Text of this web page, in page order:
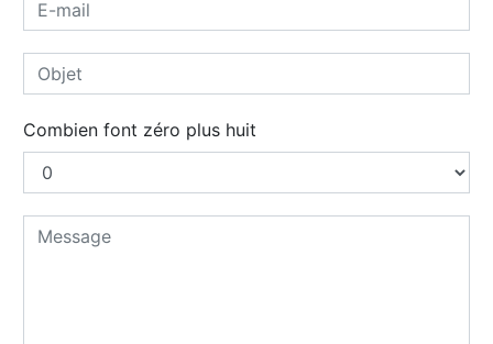
Combien font zéro plus huit